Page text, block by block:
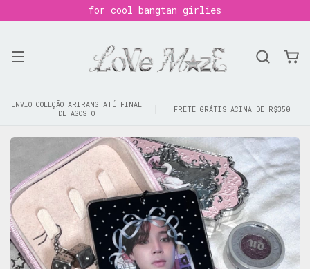
for cool bangtan girlies
ENVIO COLEÇÃO ARIRANG ATÉ FINAL
DE AGOSTO
FRETE GRÁTIS ACIMA DE R$350